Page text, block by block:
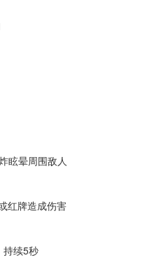
眩晕周围敌人
红牌造成伤害
持续5秒